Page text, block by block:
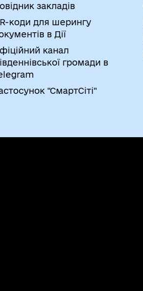
закладів
коди для шерингу
в Дії
канал
громади в
"СмартСіті"